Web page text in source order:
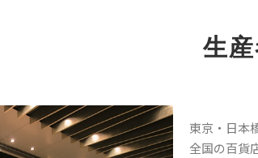
生
東京・日本
全国の百貨